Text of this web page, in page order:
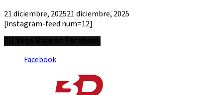
21 diciembre, 202521 diciembre, 2025
[instagram-feed num=12]
Facebook